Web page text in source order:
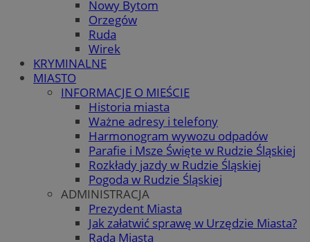
Nowy Bytom
Orzegów
Ruda
Wirek
KRYMINALNE
MIASTO
INFORMACJE O MIEŚCIE
Historia miasta
Ważne adresy i telefony
Harmonogram wywozu odpadów
Parafie i Msze Święte w Rudzie Śląskiej
Rozkłady jazdy w Rudzie Śląskiej
Pogoda w Rudzie Śląskiej
ADMINISTRACJA
Prezydent Miasta
Jak załatwić sprawę w Urzędzie Miasta?
Rada Miasta